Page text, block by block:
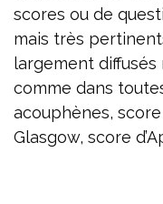
scores ou de
mais très
largement diffusés
comme dans
acouphènes,
Glasgow, score